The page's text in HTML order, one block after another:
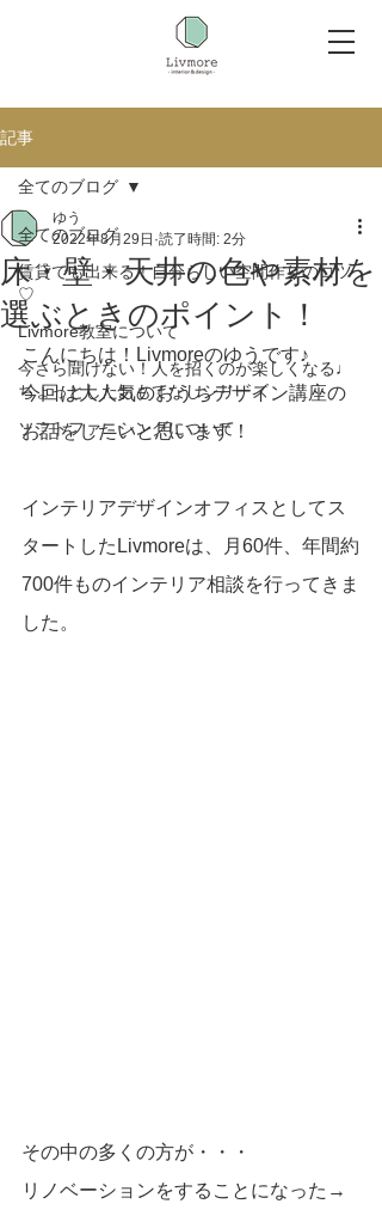
記事
全てのブログ
賃貸でも出来る！自分らしい空間作りのコツ
♡
Livmore教室について
今さら聞けない！人を招くのが楽しくなる♩
ちょっとしたおもてなしシリーズ
ソフトファニシングについて
全てのブログ
床・壁・天井の色や素材を
選ぶときのポイント！
ゆう
2022年8月29日 読了時間: 2分
こんにちは！Livmoreのゆうです♪
今回は大人気のおうちデザイン講座の
お話をしたいと思います！
インテリアデザインオフィスとしてス
タートしたLivmoreは、月60件、年間約
700件ものインテリア相談を行ってきま
した。
その中の多くの方が・・・
リノベーションをすることになった→